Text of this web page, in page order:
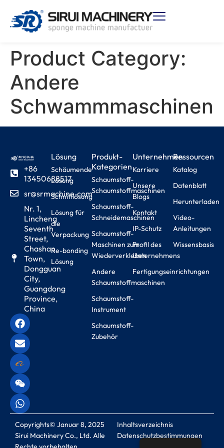
Product Category:
Andere
Schwammmaschinen
+86
13450688517
sr@srmachine.com
Nr. 1,
Lincheng
Seventh
Street,
Chashan
Town,
Dongguan
City,
Guangdong
Province,
China
Lösung
Schäumende
Lösung
Schnittlösung
Lösung für
die
Verpackung
Re-bonding
Lösung
Produkt-
Kategorien
Schaumstoff-
Schaumstoffmaschinen
Schaumstoff-
Schneidemaschinen
Schaumstoff-
Maschinen zum
Wiederverkleben
Andere
Schaumstoffmaschinen
Schaumstoff-
Instrument
Schaumstoff-
Zubehör
Unternehmen
Karriere
Unsere
Blogs
Kontakt
IP-Schutz
Profil des
Unternehmens
Fertigungseinrichtungen
Ressourcen
Katalog
Datenblatt
Herunterladen
Video-
Anleitungen
Wissensbasis
Copyrights© Januar 8, 2025
Sirui Machinery Co., Ltd. Alle
Inhaltsverzeichnis
Datenschutzbestimmungen